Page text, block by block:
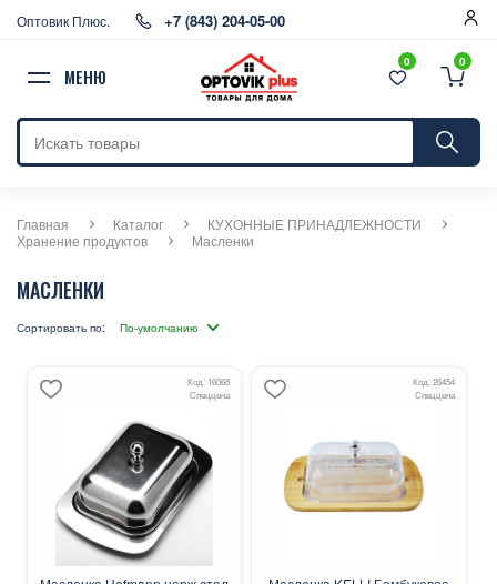
Оптовик Плюс. +7 (843) 204-05-00
МЕНЮ
0 0
Главная Каталог
КУХОННЫЕ ПРИНАДЛЕЖНОСТИ
Хранение продуктов
Масленки
МАСЛЕНКИ
Сортировать по:
Код: 16068
Спеццена
Код: 26454
Спеццена